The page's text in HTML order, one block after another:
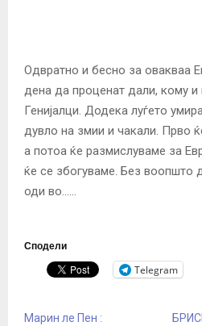
Одвратно и бесно за овакваа
дена да проценат дали, кому и
Генијалци. Додека луѓето
дувло на змии и чакали. Прво
а потоа ќе размислуваме за
ќе се збогуваме. Без воопшто
оди во……
Сподели
Telegram
Марин ле Пен :